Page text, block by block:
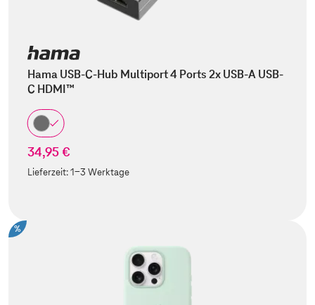
Hama USB-C-Hub Multiport 4 Ports 2x USB-A USB-
C HDMI™
34,95 €
Lieferzeit:1-3 Werktage
%